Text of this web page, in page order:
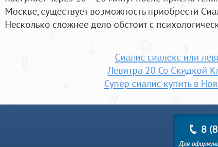
Москве, существует возможность приобрести
Несколько сложнее дело обстоит с
Сиалис сиалекс или
Левитра 20 Со Скидкой
Супер сиалис купить в